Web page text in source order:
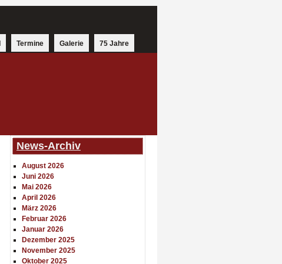
Termine Galerie 75 Jahre
News-Archiv
August 2026
Juni 2026
Mai 2026
April 2026
März 2026
Februar 2026
Januar 2026
Dezember 2025
November 2025
Oktober 2025